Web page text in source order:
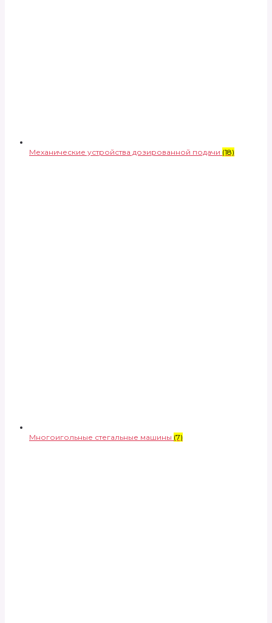
Механические устройства дозированной подачи (18)
Многоигольные стегальные машины (7)